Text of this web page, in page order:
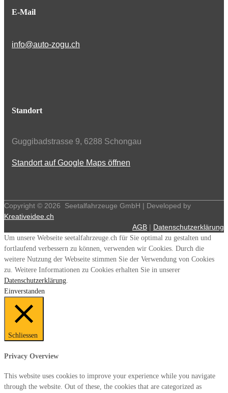
E-Mail
info@auto-zogu.ch
Standort
Guggibadstrasse 9, 6288 Schongau
Standort auf Google Maps öffnen
Copyright © 2026
Seetalfahrzeuge GmbH | Developed by
Kreativeidee.ch
AGB | Datenschutzerklärung
Um unsere Webseite seetalfahrzeuge.ch für Sie optimal zu gestalten und
fortlaufend verbessern zu können, verwenden wir Cookies. Durch die
weitere Nutzung der Webseite stimmen Sie der Verwendung von Cookies
zu. Weitere Informationen zu Cookies erhalten Sie in unserer
Datenschutzerklärung.
Einverstanden
Schliessen
Privacy Overview
This website uses cookies to improve your experience while you navigate
through the website. Out of these, the cookies that are categorized as